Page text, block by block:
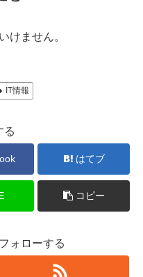
けません。
IT情報
る
はてブ
コピー
ォローする